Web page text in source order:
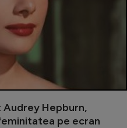
Audrey Hepburn,
pe ecran